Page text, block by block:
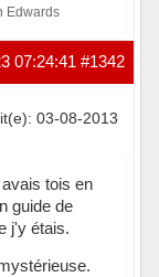
Edwards
#1342
07:24:41
03-08-2013
tois en
guide de
j'y étais.